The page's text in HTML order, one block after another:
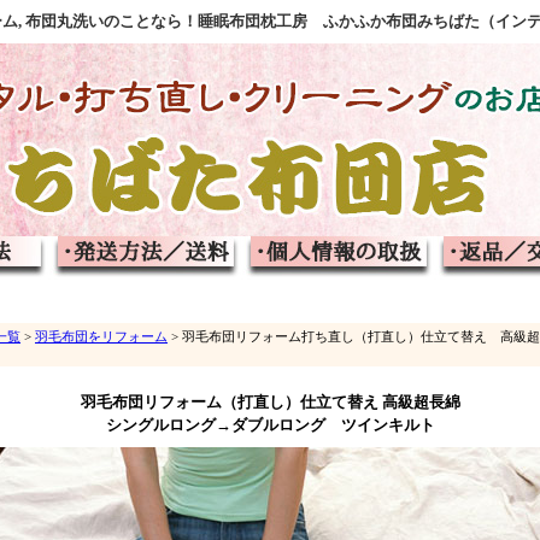
, 布団丸洗いのことなら！睡眠布団枕工房 ふかふか布団みちばた（イン
覧 > 羽毛布団をリフォーム > 羽毛布団リフォーム打ち直し（打直し）仕立て替え 高
羽毛布団リフォーム（打直し）仕立て替え 高級超長綿
シングルロング→ダブルロング ツインキルト